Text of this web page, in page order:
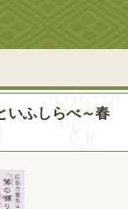
いふしらべ～春